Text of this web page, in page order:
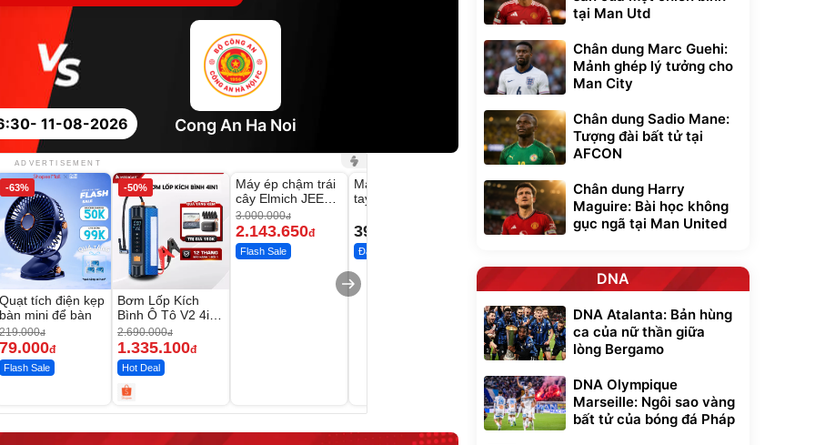
- 11-08-2026 Cong An Ha Noi
ADVERTISEMENT
-63%
Quạt tích điện kẹp
bàn mini để bàn
219.000đ
79.000đ
Flash Sale
-50%
Bơm Lốp Kích
Bình Ô Tô V2 4in1
MEDICAR –
12.000mAh
2.690.000đ
1.335.100đ
Hot Deal
-28%
Máy ép chậm trái
cây Elmich JEE
1855OL
3.000.000đ
2.143.650đ
Flash Sale
Máy rửa xe cầm
tay xịt rửa cao áp
399.000
Đã bán nhiều
cao cấp, tráng
nhôm 03 lớp
392.000đ
325.000đ
lực G-Force C14
gấp gọn bỏ cốp
tiện lợi
9.900.000 đ
7.092.000đ
G-FORCE VIETNA
tại Man Utd
Chân dung Marc Guehi:
Mảnh ghép lý tưởng cho
Man City
Chân dung Sadio Mane:
Tượng đài bất tử tại
AFCON
Chân dung Harry
Maguire: Bài học không
gục ngã tại Man United
DNA
DNA Atalanta: Bản hùng
ca của nữ thần giữa
lòng Bergamo
DNA Olympique
Marseille: Ngôi sao vàng
bất tử của bóng đá Pháp